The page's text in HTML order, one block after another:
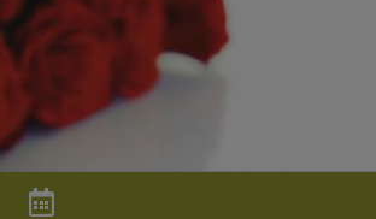
Genuss
&
Öffnungszeiten
Speisekarte